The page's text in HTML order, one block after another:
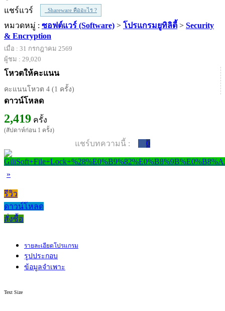
แชร์แวร์
Shareware คืออะไร ?
หมวดหมู่ : ซอฟต์แวร์ (Software) > โปรแกรมยูทิลิตี้ > Security
& Encryption
เมื่อ : 31 กรกฎาคม 2569
ผู้ชม : 29,020
โหวตให้คะแนน
คะแนนโหวต 4 (1 ครั้ง)
ดาวน์โหลด
2,419 ครั้ง
(สัปดาห์ก่อน 1 ครั้ง)
แชร์บทความนี้ : 0
»
รีวิว
ดาวน์โหลด
สั่งซื้อ
รายละเอียดโปรแกรม
รูปประกอบ
ข้อมูลจำเพาะ
Text Size